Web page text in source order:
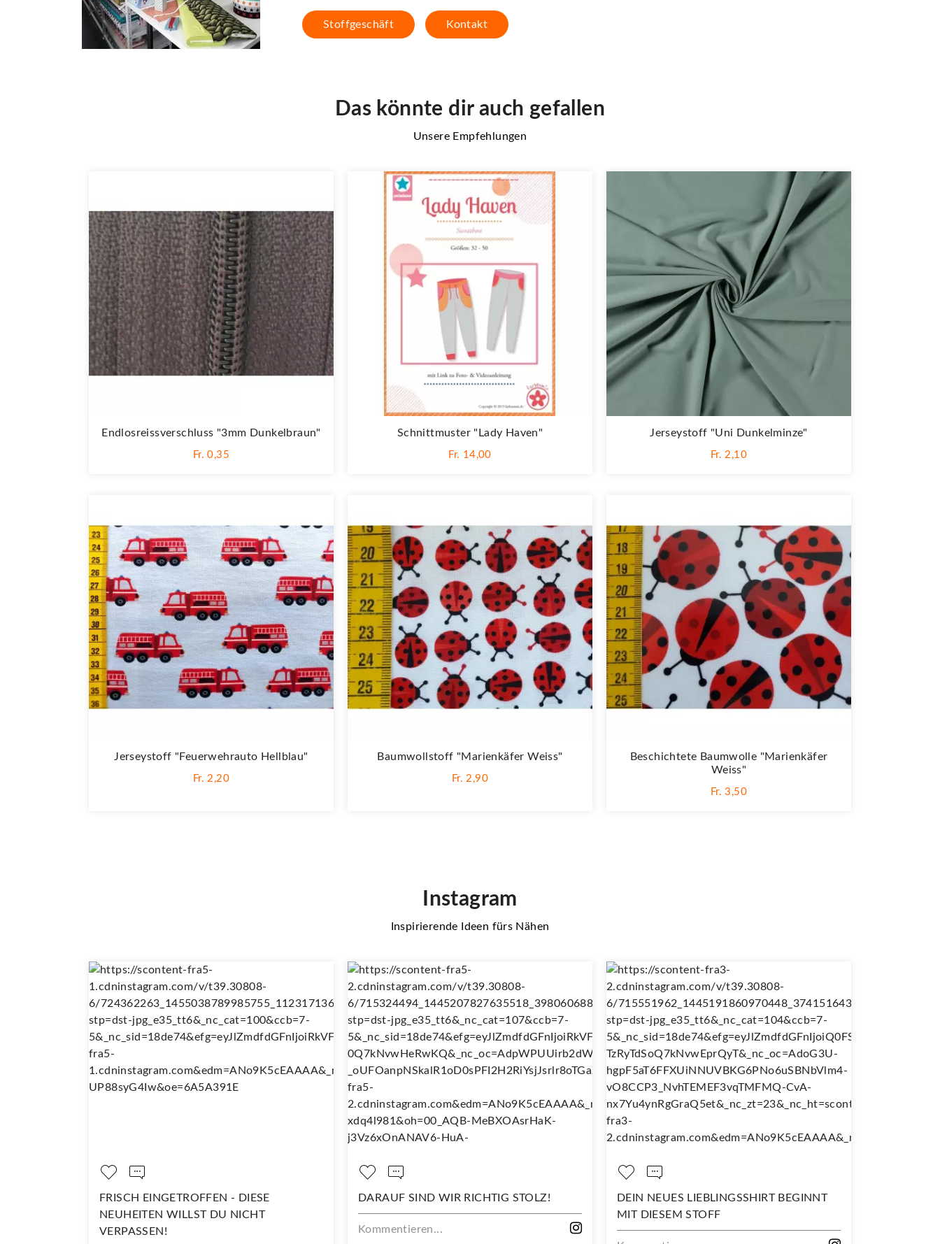
Stoffgeschäft Kontakt
Das könnte dir auch gefallen
Unsere Empfehlungen
Endlosreissverschluss "3mm Dunkelbraun"
Fr. 0,35
Jerseystoff "Feuerwehrauto Hellblau"
Fr. 2,20
Schnittmuster "Lady Haven"
Fr. 14,00
Baumwollstoff "Marienkäfer Weiss"
Fr. 2,90
Jerseystoff "Uni Dunkelminze"
Fr. 2,10
Beschichtete Baumwolle "Marienkäfer
Weiss"
Fr. 3,50
Instagram
Inspirierende Ideen fürs Nähen
FRISCH EINGETROFFEN - DIESE
NEUHEITEN WILLST DU NICHT
VERPASSEN!
DARAUF SIND WIR RICHTIG STOLZ!
Kommentieren...
DEIN NEUES LIEBLINGSSHIRT BEGINNT
MIT DIESEM STOFF